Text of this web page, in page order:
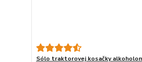
Sólo traktorovej kosačky